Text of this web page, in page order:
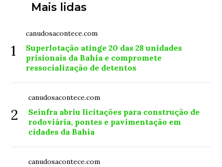
Mais lidas
1
canudosacontece.com
Superlotação atinge 20 das 28 unidades
prisionais da Bahia e compromete
ressocialização de detentos
2
canudosacontece.com
Seinfra abriu licitações para construção de
rodoviária, pontes e pavimentação em
cidades da Bahia
canudosacontece.com